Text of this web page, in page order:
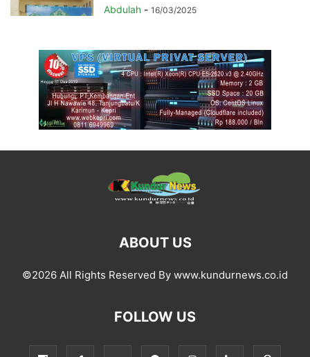
Abdulah - 16/03/2025
ABOUT US
©2026 All Rights Reserved By www.kundurnews.co.id
FOLLOW US